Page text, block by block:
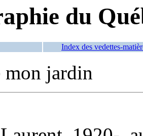
du
Index des vedettes-
jardin